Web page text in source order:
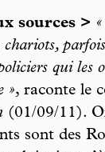
sources >
chariots,
qui
», raconte le
(01/09/11).
sont des